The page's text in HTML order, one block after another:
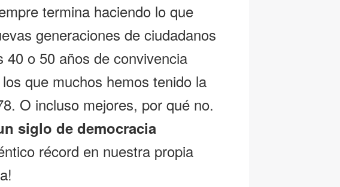
termina haciendo lo que
generaciones de ciudadanos
o 50 años de convivencia
que muchos hemos tenido la
O incluso mejores, por qué no.
siglo de democracia
récord en nuestra propia